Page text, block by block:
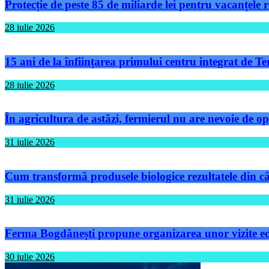
Protecție de peste 85 de miliarde lei pentru vacanțele
28 iulie 2026
15 ani de la înființarea primului centru integrat de
28 iulie 2026
În agricultura de astăzi, fermierul nu are nevoie de
31 iulie 2026
Cum transformă produsele biologice rezultatele din
31 iulie 2026
Ferma Bogdănești propune organizarea unor vizite
30 iulie 2026